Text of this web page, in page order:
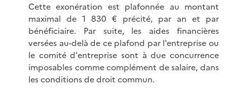
Cette exonération est plafonnée au montant
maximal de 1 830 € précité, par an et par
bénéficiaire. Par suite, les aides financières
versées au-delà de ce plafond par l'entreprise ou
le comité d'entreprise sont à due concurrence
imposables comme complément de salaire, dans
les conditions de droit commun.